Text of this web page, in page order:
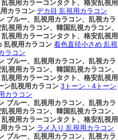
視用カラーコンタクト、格安乱視用
カラコン デカ目 乱視用カラコン
ブルー、乱視用カラコン、乱視カラ
視用カラコン、韓国乱視カラコン、
視用カラーコンタクト、格安乱視用
乱視用カラコン 着色直径小さめ 乱視
ラコン
ブルー、乱視用カラコン、乱視カラ
視用カラコン、韓国乱視カラコン、
視用カラーコンタクト、格安乱視用
ン乱視用カラコン 3トーン・4トーン
カラコン
ブルー、乱視用カラコン、乱視カラ
視用カラコン、韓国乱視カラコン、
視用カラーコンタクト、格安乱視用
カラコン ラメ入り 乱視用カラコン
ブルー、乱視用カラコン、乱視カラ